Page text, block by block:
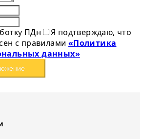
ПДн
Я подтверждаю, что
с правилами «Политика
данных»